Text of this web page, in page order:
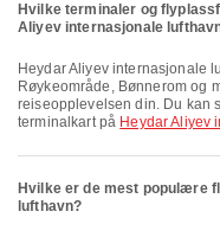
Hvilke terminaler og
Aliyev internasjonale
Heydar Aliyev internasjonale lufthavn tilbyr Banktjeneste/minibank,
Røykeområde, Bønnerom og
reiseopplevelsen din. Du kan
terminalkart på Heydar Aliyev
Hvilke er de mest populære
lufthavn?